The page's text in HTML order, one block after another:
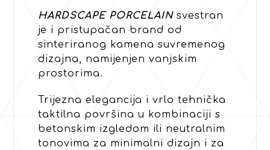
HARDSCAPE PORCELAINsvestran
je i pristupačan brand od
sinteriranog kamena suvremenog
dizajna, namijenjen vanjskim
prostorima.
Trijezna elegancija i vrlo tehnička
taktilna površina u kombinaciji s
betonskim izgledom ili neutralnim
tonovima za minimalni dizajn i za